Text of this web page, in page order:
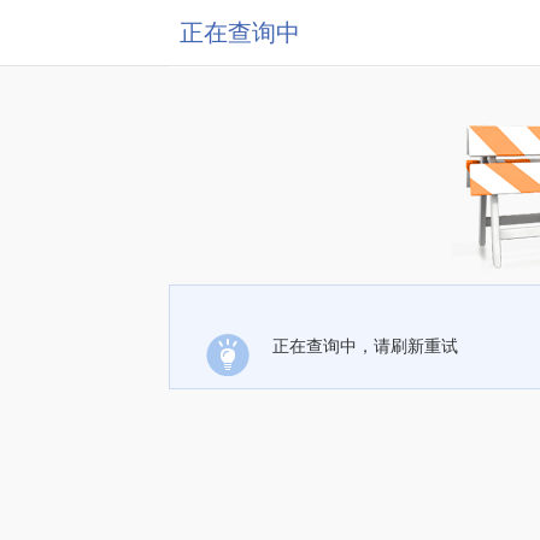
正在查询中
正在查询中，请刷新重试